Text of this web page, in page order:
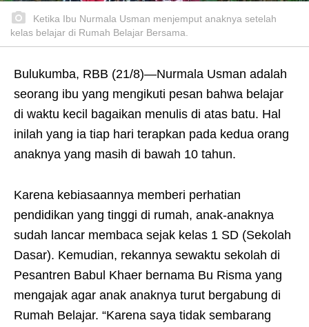
Ketika Ibu Nurmala Usman menjemput anaknya setelah
kelas belajar di Rumah Belajar Bersama.
Bulukumba, RBB (21/8)—Nurmala Usman adalah
seorang ibu yang mengikuti pesan bahwa belajar
di waktu kecil bagaikan menulis di atas batu. Hal
inilah yang ia tiap hari terapkan pada kedua orang
anaknya yang masih di bawah 10 tahun.
Karena kebiasaannya memberi perhatian
pendidikan yang tinggi di rumah, anak-anaknya
sudah lancar membaca sejak kelas 1 SD (Sekolah
Dasar). Kemudian, rekannya sewaktu sekolah di
Pesantren Babul Khaer bernama Bu Risma yang
mengajak agar anak anaknya turut bergabung di
Rumah Belajar. “Karena saya tidak sembarang